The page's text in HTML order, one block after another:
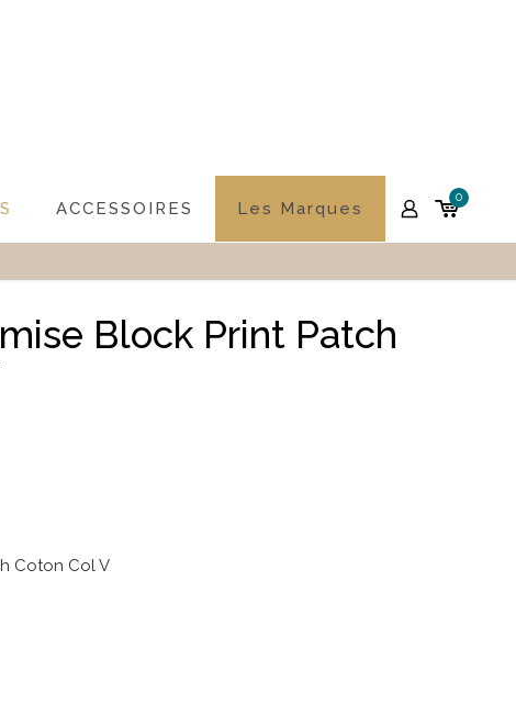
ACCESSOIRES Les Marques
0
Block Print Patch
Coton Col V